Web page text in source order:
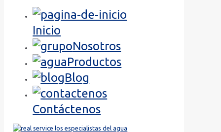
Inicio
Nosotros
Productos
Blog
Contáctenos